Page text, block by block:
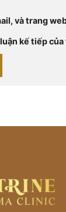
và trang
kế tiếp của